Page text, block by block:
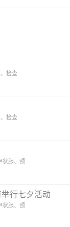
检查
检查
状腺、颈
行七夕活动
状腺、颈